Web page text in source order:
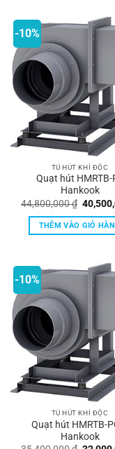
-10%
TỦ HÚT KHÍ ĐỘC
Quạt hút HMRTB-
Hankook
44,800,000₫ Giá
gốc
là:
THÊM VÀO GIỎ
-10%
TỦ HÚT KHÍ ĐỘC
Quạt hút HMRTB-
Hankook